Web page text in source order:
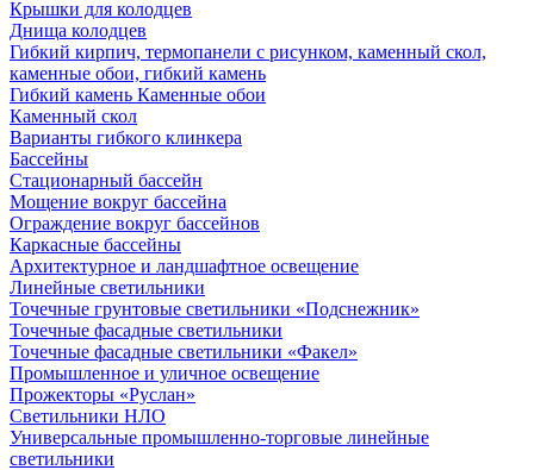
Крышки для колодцев
Днища колодцев
Гибкий кирпич, термопанели с рисунком, каменный скол,
каменные обои, гибкий камень
Гибкий камень Каменные обои
Каменный скол
Варианты гибкого клинкера
Бассейны
Стационарный бассейн
Мощение вокруг бассейна
Ограждение вокруг бассейнов
Каркасные бассейны
Архитектурное и ландшафтное освещение
Линейные светильники
Точечные грунтовые светильники «Подснежник»
Точечные фасадные светильники
Точечные фасадные светильники «Факел»
Промышленное и уличное освещение
Прожекторы «Руслан»
Светильники НЛО
Универсальные промышленно-торговые линейные
светильники